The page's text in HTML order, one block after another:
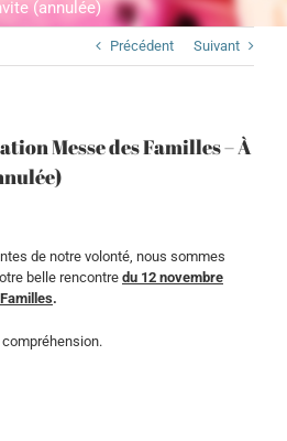
(annulée)
Précédent Suivant
Messe des Familles – À
de notre volonté, nous sommes
belle rencontre du 12 novembre
.